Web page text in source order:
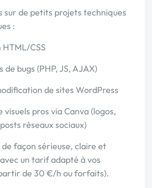
sur de petits projets techniques
:
CSS
bugs (PHP, JS, AJAX)
de sites WordPress
visuels pros via Canva (logos,
réseaux sociaux)
façon sérieuse, claire et
un tarif adapté à vos
de 30 €/h ou forfaits).